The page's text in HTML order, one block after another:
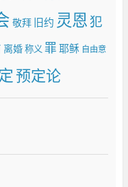
敬拜 旧约 灵恩犯
离婚称义 罪 耶稣 自由意
预定论